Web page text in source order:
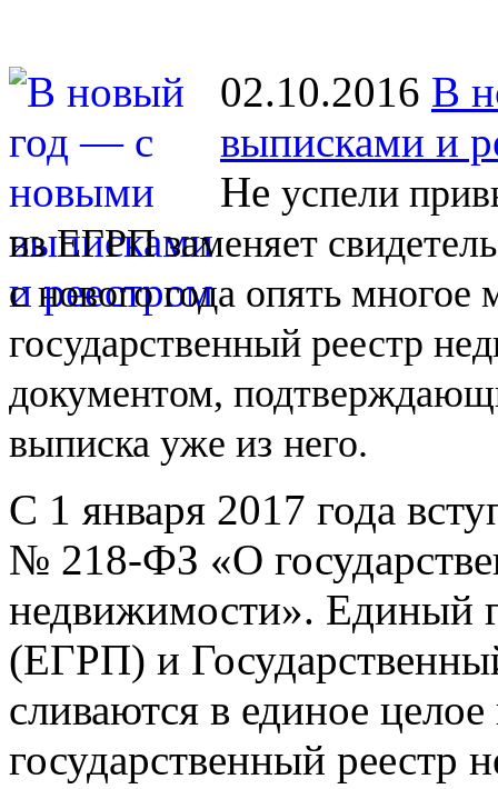
02.10.2016 В
выписками и
Не успели
из ЕГРП заменяет
с нового года опять
государственный реестр
документом,
выписка уже из него.
С 1 января 2017 года
№ 218-ФЗ «О
недвижимости». Единый
(ЕГРП) и
сливаются в единое
государственный